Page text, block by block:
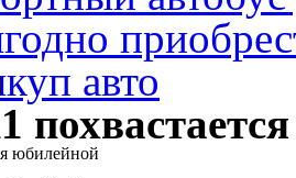
авто